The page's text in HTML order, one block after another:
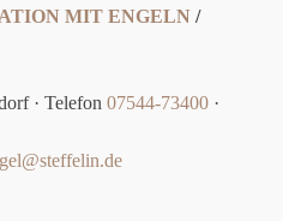
MIT ENGELN /
· Telefon 07544-73400 ·